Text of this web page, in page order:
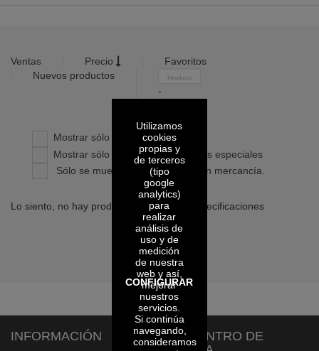
Utilizamos
cookies
propias y
de terceros
(tipo
google
analytics)
para
realizar
análisis de
uso y de
medición
de nuestra
web y así,
mejorar
nuestros
servicios.
Si continúa
navegando,
consideramos
CONFIGURAR
Ventas Precio
Favoritos
Nuevos productos
-
Mostrar sólo productos propios
Mostrar sólo productos con precios especiales
Sólo se muestran los artículos con mercancía.
Lo siento, no hay productos con dichas especificaciones
INFORMACIÓN
CENTRO DE